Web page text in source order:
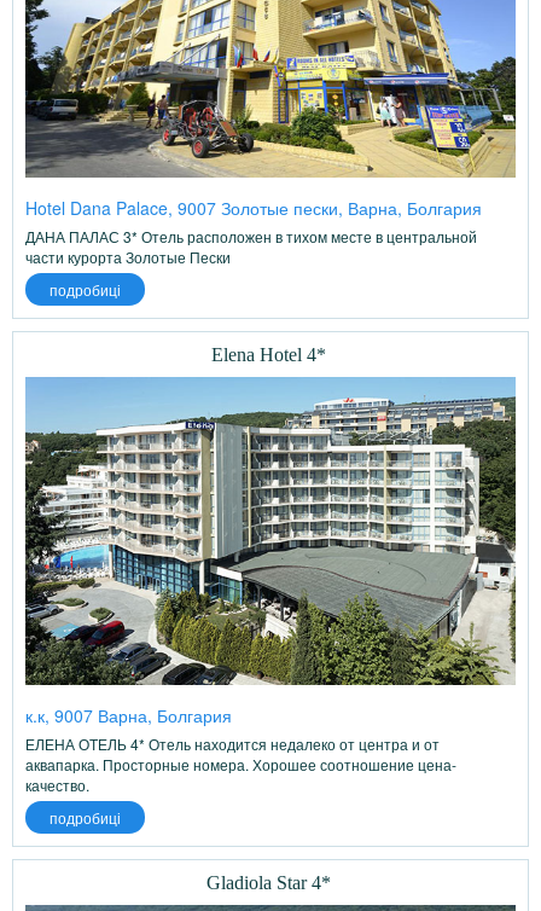
Hotel Dana Palace, 9007 Золотые пески, Варна, Болгария
ДАНА ПАЛАС 3* Отель расположен в тихом месте в центральной
части курорта Золотые Пески
подробиці
Elena Hotel 4*
к.к, 9007 Варна, Болгария
ЕЛЕНА ОТЕЛЬ 4* Отель находится недалеко от центра и от
аквапарка. Просторные номера. Хорошее соотношение цена-
качество.
подробиці
Gladiola Star 4*